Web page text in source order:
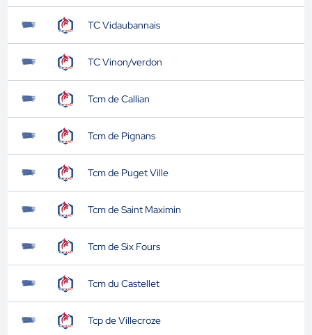
TC Vidaubannais
TC Vinon/verdon
Tcm de Callian
Tcm de Pignans
Tcm de Puget Ville
Tcm de Saint Maximin
Tcm de Six Fours
Tcm du Castellet
Tcp de Villecroze